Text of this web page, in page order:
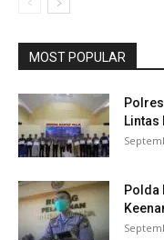
MOST POPULAR
Lintas
Polda